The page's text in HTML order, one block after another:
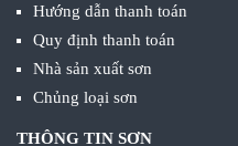
Hướng dẫn thanh toán
Quy định thanh toán
Nhà sản xuất sơn
Chủng loại sơn
THÔNG TIN SƠN